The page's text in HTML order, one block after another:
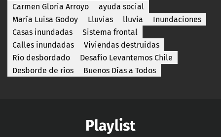
Carmen Gloria Arroyo
ayuda social
María Luisa Godoy
Lluvias lluvia
Inundaciones
Casas inundadas
Sistema frontal
Calles inundadas
Viviendas destruidas
Río desbordado
Desafío Levantemos Chile
Desborde de ríos
Buenos Días a Todos
Playlist